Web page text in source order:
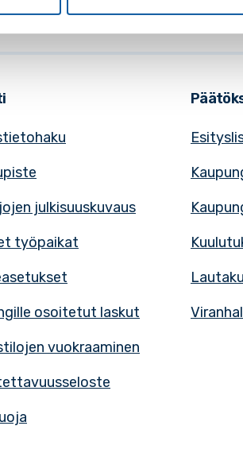
julkisuuskuvaus
työpaikat
osoitetut laskut
vuokraaminen